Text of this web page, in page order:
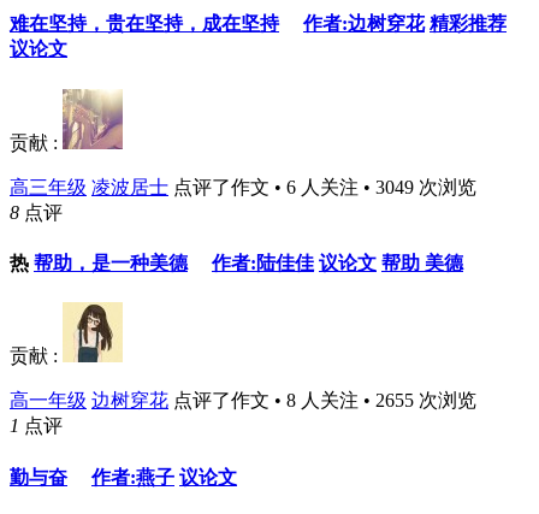
难在坚持，贵在坚持，成在坚持 作者:边树穿花 精彩推荐
议论文
贡献 :
高三年级 凌波居士 点评了作文 • 6 人关注 • 3049 次浏览
8 点评
热 帮助，是一种美德 作者:陆佳佳 议论文 帮助 美德
贡献 :
高一年级 边树穿花 点评了作文 • 8 人关注 • 2655 次浏览
1 点评
勤与奋 作者:燕子 议论文